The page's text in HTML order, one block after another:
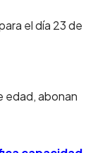
el día 23 de
edad, abonan